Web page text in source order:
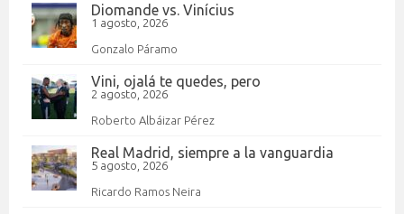
Diomande vs. Vinícius
1 agosto, 2026
Gonzalo Páramo
Vini, ojalá te quedes, pero
2 agosto, 2026
Roberto Albáizar Pérez
Real Madrid, siempre a la vanguardia
5 agosto, 2026
Ricardo Ramos Neira